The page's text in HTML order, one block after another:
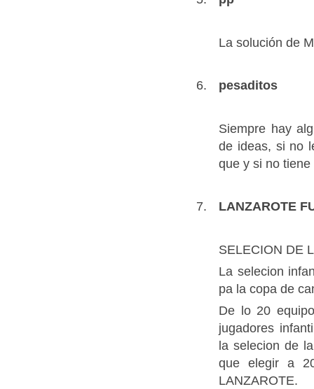
La solución de
pesaditos
Siempre hay
de ideas, si no
que y si no
LANZAROTE
SELECION DE
La selecion
pa la copa de
De lo 20
jugadores
la selecion de
que elegir a
LANZAROTE.